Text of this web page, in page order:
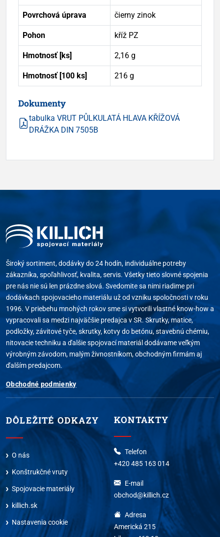
Povrchová úprava čierny zinok
Pohon kříž PZ
Hmotnosť [ks] 2,16 g
Hmotnosť [100 ks] 216 g
Dokumenty
tabulka VRUT PŮLKULATÁ HLAVA KŘÍŽOVÁ
DRÁŽKA DIN 7505B
Široký sortiment, dodávky do 24 hodín, individuálne potreby
zákazníka, spoľahlivosť, kvalita, servis. Všetky tieto slovné spojenia
pre nás nie sú len prázdne slová. Svedomite sa nimi riadime pri
dodávkach spojovacieho materiálu už od vzniku spoločnosti v roku
1996. V priebehu mnohých rokov sme si vytvorili vlastné know-how a
vypracovali sa medzi najväčšie predajca v SR. Skrutky, matice,
podložky, závitové tyče, skrutky, kotvy do betónu, stavebnú chémiu,
nitovacie techniku a ďalšie spojovací materiál dodávame veľkým
výrobným závodom, malým živnostníkom, obchodným firmám aj
ďalším predajcom.
Obchodné podmienky
DÔLEŽITÉ ODKAZY
O nás
Konštrukčné vruty
Spojovacie materiály
killich.sk
Nastavenia cookie
KONTAKTY
Telefon
+420 485 163 014
E-mail
obchod@killich.cz
Adresa
Americká 215